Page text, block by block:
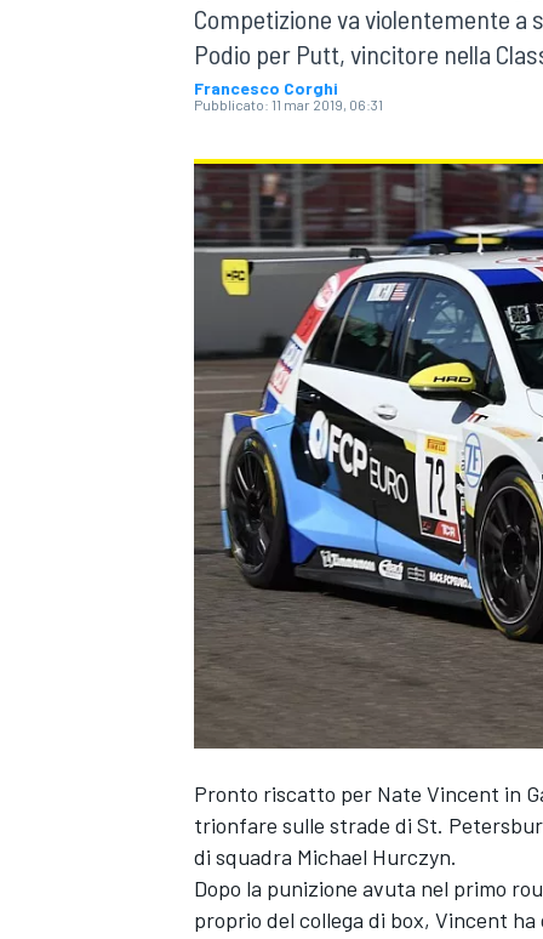
WRC
Competizione va violentemente a
Podio per Putt, vincitore nella
Francesco Corghi
Pubblicato: 11 mar 2019, 06:31
Pronto riscatto per Nate Vincent in
trionfare sulle strade di St.
di squadra Michael Hurczyn.
Dopo la punizione avuta nel primo
proprio del collega di box, Vincent